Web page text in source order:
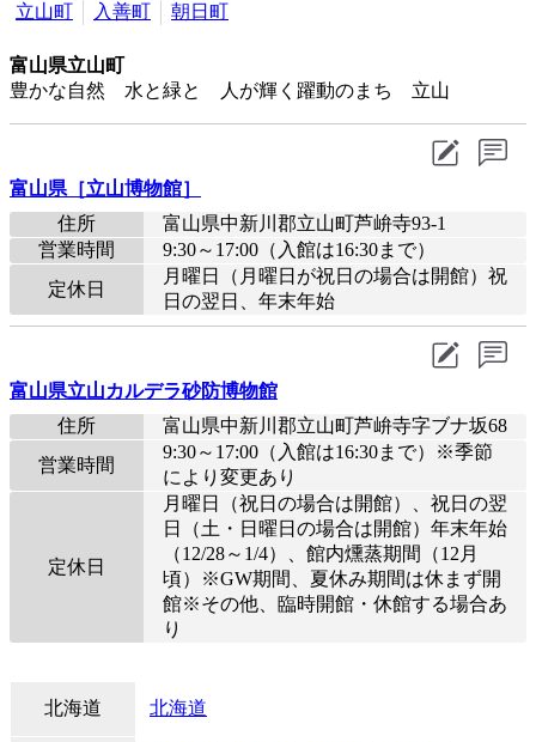
立山町
入善町 朝日町
富山県立山町
豊かな自然 水と緑と 人が輝く躍動のまち 立山
富山県［立山博物館］
住所
富山県中新川郡立山町芦峅寺93-1
営業時間
9:30～17:00（入館は16:30まで）
定休日
月曜日（月曜日が祝日の場合は開館）祝
日の翌日、年末年始
富山県立山カルデラ砂防博物館
住所
富山県中新川郡立山町芦峅寺字ブナ坂68
営業時間
9:30～17:00（入館は16:30まで）※季節
により変更あり
定休日
月曜日（祝日の場合は開館）、祝日の翌
日（土・日曜日の場合は開館）年末年始
（12/28～1/4）、館内燻蒸期間（12月
頃）※GW期間、夏休み期間は休まず開
館※その他、臨時開館・休館する場合あ
り
北海道 北海道